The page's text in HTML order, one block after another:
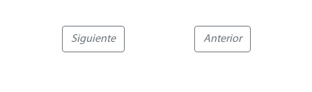
Siguiente Anterior